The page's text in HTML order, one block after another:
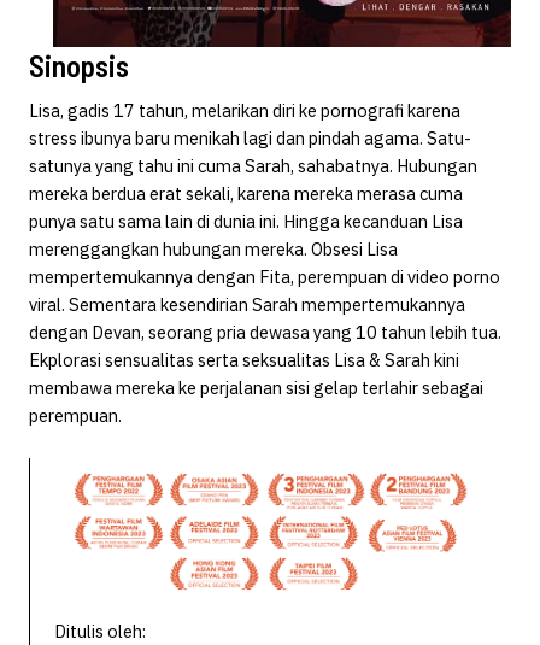
Sinopsis
Lisa, gadis 17 tahun, melarikan diri ke pornografi karena
stress ibunya baru menikah lagi dan pindah agama. Satu-
satunya yang tahu ini cuma Sarah, sahabatnya. Hubungan
mereka berdua erat sekali, karena mereka merasa cuma
punya satu sama lain di dunia ini. Hingga kecanduan Lisa
merenggangkan hubungan mereka. Obsesi Lisa
mempertemukannya dengan Fita, perempuan di video porno
viral. Sementara kesendirian Sarah mempertemukannya
dengan Devan, seorang pria dewasa yang 10 tahun lebih tua.
Ekplorasi sensualitas serta seksualitas Lisa & Sarah kini
membawa mereka ke perjalanan sisi gelap terlahir sebagai
perempuan.
Ditulis oleh: